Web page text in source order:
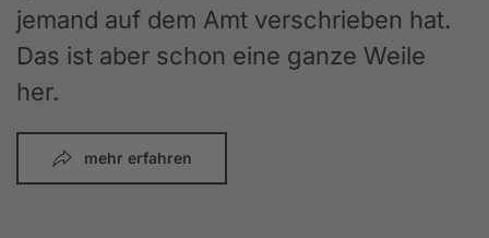
jemand auf dem Amt verschrieben hat.
Das ist aber schon eine ganze Weile
her.
mehr erfahren